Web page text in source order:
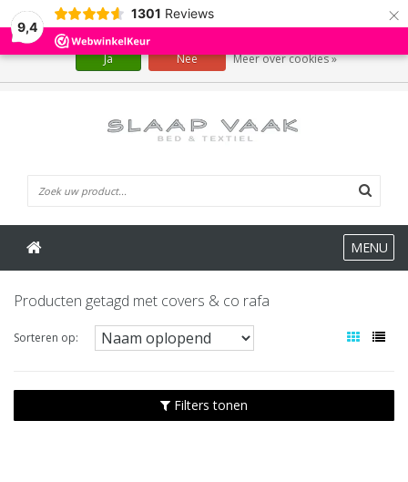
9,4
1301 Reviews ×
MENU
Producten getagd met covers & co rafa
Sorteren op:
Filters tonen
Wij slaan cookies op om onze website te verbeteren. Is dat akkoord?
Ja Nee Meer over cookies »